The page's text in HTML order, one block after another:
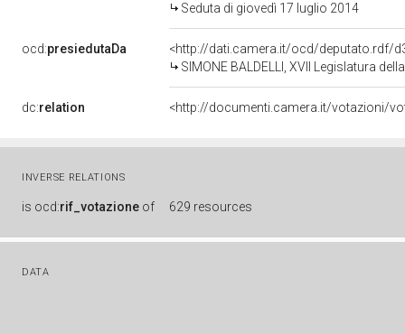
Seduta di giovedì 17 luglio 2014
ocd:presiedutaDa
<http://dati.camera.it/ocd/deputato.rdf/
SIMONE BALDELLI, XVII Legislatura
dc:relation
INVERSE RELATIONS
is ocd:rif_votazione of 629 resources
DATA